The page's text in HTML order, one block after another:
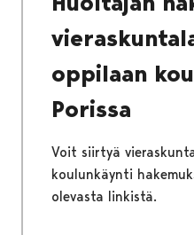
oppilaan
Porissa
Voit siirtyä
koulunkäynti
olevasta linkistä.